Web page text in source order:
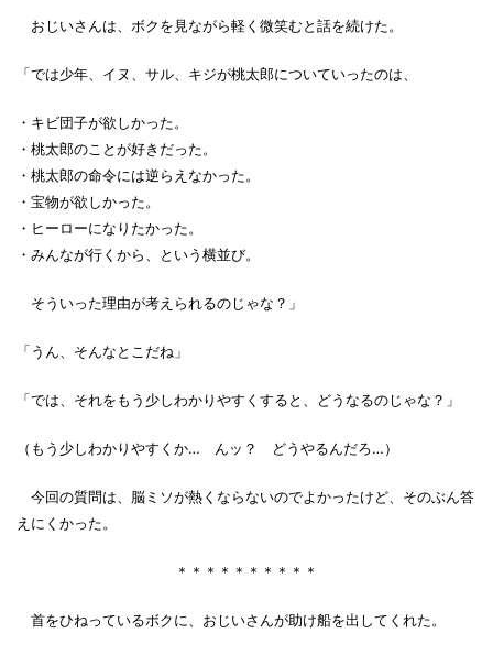
おじいさんは、ボクを見ながら軽く微笑むと話を続けた。
「では少年、イヌ、サル、キジが桃太郎についていったのは、
・キビ団子が欲しかった。
・桃太郎のことが好きだった。
・桃太郎の命令には逆らえなかった。
・宝物が欲しかった。
・ヒーローになりたかった。
・みんなが行くから、という横並び。
そういった理由が考えられるのじゃな？」
「うん、そんなとこだね」
「では、それをもう少しわかりやすくすると、どうなるのじゃな？」
（もう少しわかりやすくか… んッ？ どうやるんだろ…）
今回の質問は、脳ミソが熱くならないのでよかったけど、そのぶん答
えにくかった。
＊＊＊＊＊＊＊＊＊＊
首をひねっているボクに、おじいさんが助け船を出してくれた。